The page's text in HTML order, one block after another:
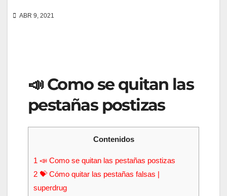
ABR 9, 2021
📣 Como se quitan las
pestañas postizas
Contenidos
1 📣 Como se quitan las pestañas postizas
2 💝 Cómo quitar las pestañas falsas |
superdrug